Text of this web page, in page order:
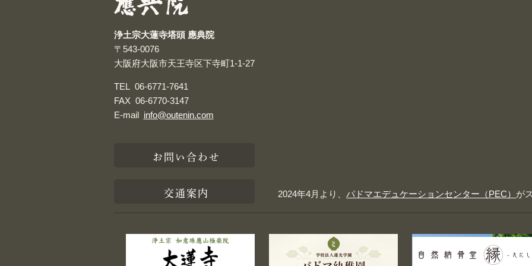
浄土宗大蓮寺塔頭 應典院
〒543-0076
大阪府大阪市天王寺区下寺町1-1-27
TEL 06-6771-7641
FAX 06-6770-3147
E-mail info@outenin.com
お問い合わせ
交通案内 2024年4月より、 パドマエデュケーションセンター（PEC） が